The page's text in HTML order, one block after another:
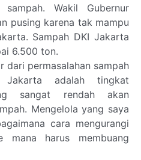
Wakil Gubernur
pusing karena tak mampu
Sampah DKI Jakarta
6.500 ton.
dari permasalahan sampah
adalah tingkat
sangat rendah akan
Mengelola yang saya
cara mengurangi
mana harus membuang